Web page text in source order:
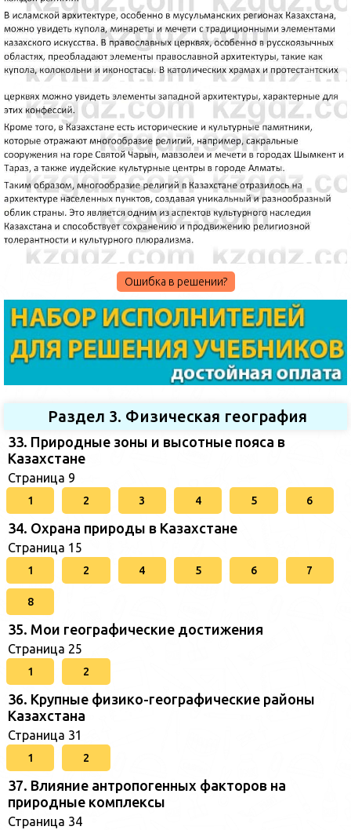
Ошибка в решении?
Раздел 3. Физическая география
33. Природные зоны и высотные пояса в
Казахстане
Страница 9
1 2 3 4 5 6
34. Охрана природы в Казахстане
Страница 15
1 2 4 5 6 7
8
35. Мои географические достижения
Страница 25
1 2
36. Крупные физико-географические районы
Казахстана
Страница 31
1 2
37. Влияние антропогенных факторов на
природные комплексы
Страница 34